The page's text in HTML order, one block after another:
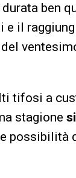
durata ben
e il
tifosi a
stagione
possibilità